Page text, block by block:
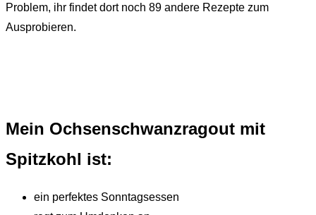
Problem, ihr findet dort noch 89 andere Rezepte zum
Ausprobieren.
Mein Ochsenschwanzragout mit
Spitzkohl ist:
ein perfektes Sonntagsessen